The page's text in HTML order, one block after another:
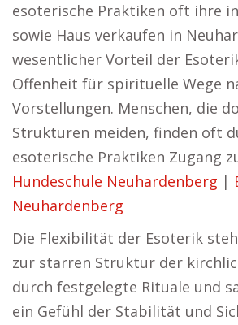
esoterische Praktiken oft ihre
sowie Haus verkaufen in
wesentlicher Vorteil der
Offenheit für spirituelle Wege
Vorstellungen. Menschen, die
Strukturen meiden, finden oft
esoterische Praktiken Zugang
Hundeschule Neuhardenberg |
Neuhardenberg
Die Flexibilität der Esoterik
zur starren Struktur der
durch festgelegte Rituale und
ein Gefühl der Stabilität und